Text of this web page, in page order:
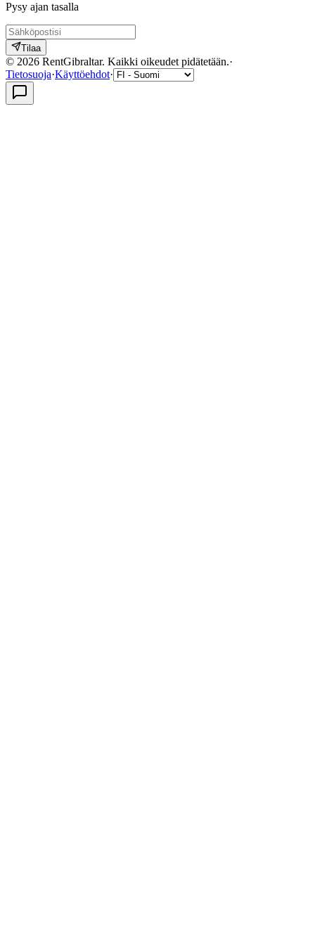
Pysy ajan tasalla
Tilaa
© 2026 RentGibraltar. Kaikki oikeudet pidätetään.·
Tietosuoja·Käyttöehdot·